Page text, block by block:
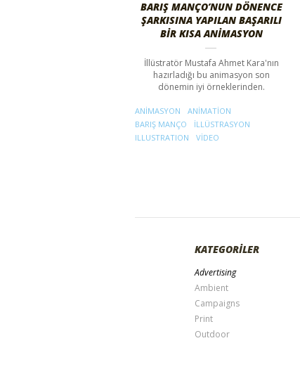
BARIŞ MANÇO’NUN DÖNENCE
ŞARKISINA YAPILAN BAŞARILI
BIR KISA ANIMASYON
İllüstratör Mustafa Ahmet Kara'nın
hazırladığı bu animasyon son
dönemin iyi örneklerinden.
ANIMASYON
ANIMATION
BARIŞ MANÇO
ILLÜSTRASYON
ILLUSTRATION
VIDEO
KATEGORİLER
Advertising
Ambient
Campaigns
Print
Outdoor